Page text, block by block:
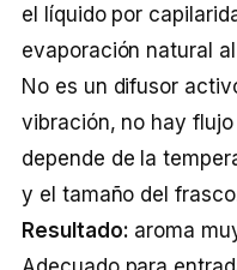
el líquido por
evaporación natural
No es un difusor
vibración, no hay
depende de la
y el tamaño del
Resultado: aroma